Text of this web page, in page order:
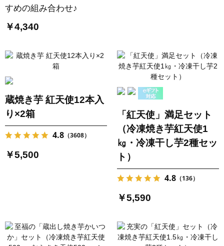
すめの組み合わせ♪
￥4,340
蔵焼き芋 紅天使12本入
り×2箱
4.8 （3608）
￥5,500
「紅天使」満足セット
（冷凍焼き芋紅天使1
㎏・冷凍干し芋2種セッ
ト）
4.8 （136）
￥5,590